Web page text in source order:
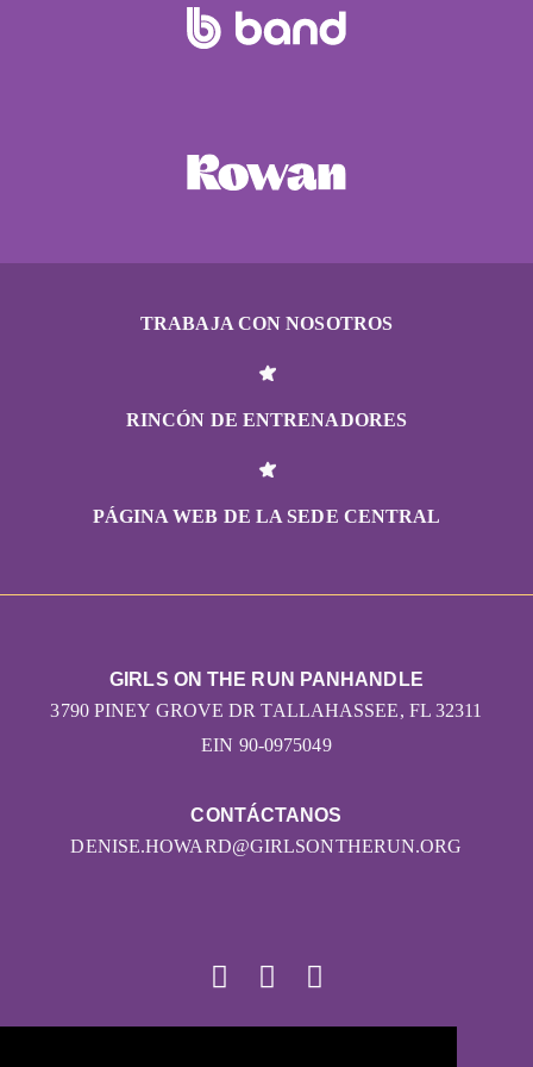
TRABAJA CON NOSOTROS
RINCÓN DE ENTRENADORES
PÁGINA WEB DE LA SEDE CENTRAL
CONTÁCTANOS
DENISE.HOWARD@GIRLSONTHERUN.ORG
GIRLS ON THE RUN PANHANDLE
3790 PINEY GROVE DR TALLAHASSEE, FL 32311
EIN 90-0975049